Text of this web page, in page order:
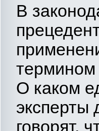
В
термином
О каком
эксперты
говорят,